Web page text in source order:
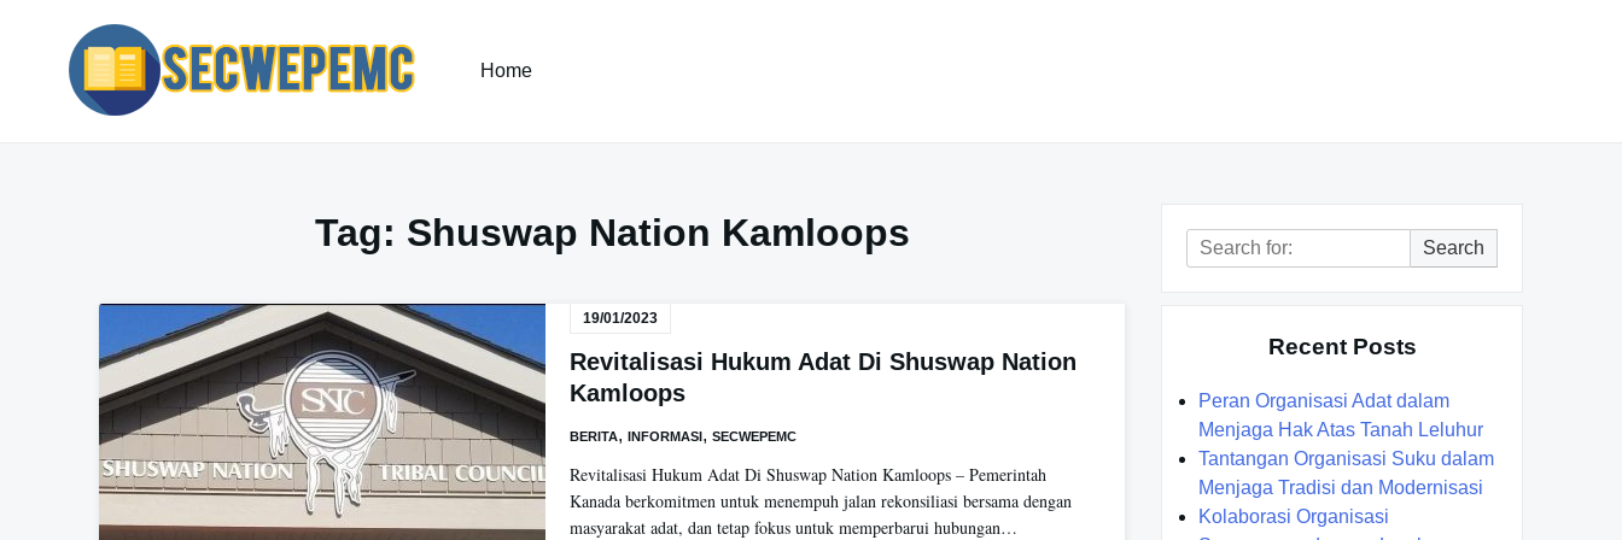
Home
Tag: Shuswap Nation Kamloops
19/01/2023
Revitalisasi Hukum Adat Di Shuswap Nation
Kamloops
BERITA, INFORMASI, SECWEPEMC
Revitalisasi Hukum Adat Di Shuswap Nation Kamloops – Pemerintah
Kanada berkomitmen untuk menempuh jalan rekonsiliasi bersama dengan
masyarakat adat, dan tetap fokus untuk memperbarui hubungan…
Search
for:
Search
Recent Posts
Peran Organisasi Adat dalam
Menjaga Hak Atas Tanah Leluhur
Tantangan Organisasi Suku dalam
Menjaga Tradisi dan Modernisasi
Kolaborasi Organisasi